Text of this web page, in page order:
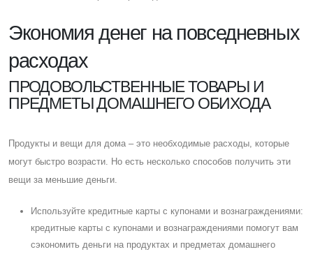
Экономия денег на повседневных
расходах
ПРОДОВОЛЬСТВЕННЫЕ ТОВАРЫ И
ПРЕДМЕТЫ ДОМАШНЕГО ОБИХОДА
Продукты и вещи для дома – это необходимые расходы, которые
могут быстро возрасти. Но есть несколько способов получить эти
вещи за меньшие деньги.
Используйте кредитные карты с купонами и вознаграждениями:
кредитные карты с купонами и вознаграждениями помогут вам
сэкономить деньги на продуктах и ​​предметах домашнего